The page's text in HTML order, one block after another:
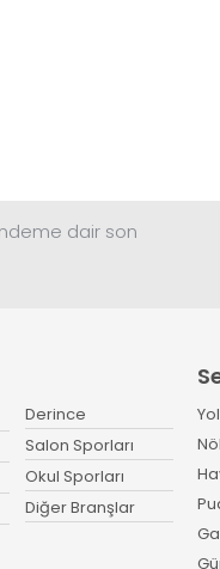
dair son
Derince
Salon Sporları
Okul Sporları
Diğer Branşlar